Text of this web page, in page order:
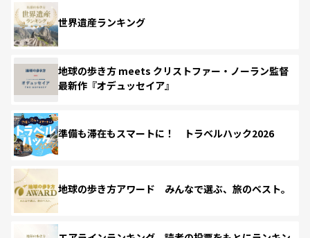
世界遺産ランキング
地球の歩き方 meets クリストファー・ノーラン監督
最新作『オデュッセイア』
準備も滞在もスマートに！ トラベルハック2026
地球の歩き方アワード みんなで選ぶ、旅のベスト。